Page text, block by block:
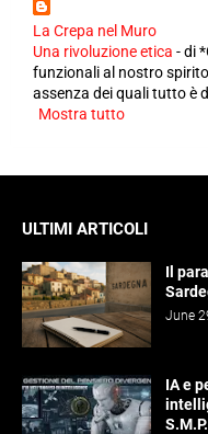
La Crepa nel Muro
Una rivoluzione etica -di
funzionali al nostro
assenza dei quali tutto è
Mostra tutto
ULTIMI ARTICOLI
Il
June
IA e